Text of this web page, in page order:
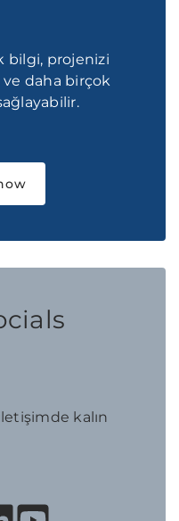
bilgi, projenizi
daha birçok
kalın